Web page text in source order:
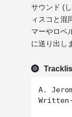
サウンド (
ィスコと混
マーやロベ
に送り出し
A.